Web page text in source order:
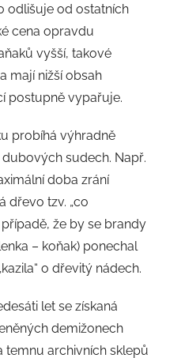
odlišuje od ostatních
cena opravdu
vyšší, takové
mají nižší obsah
postupně vypařuje.
probíhá výhradně
sudech. Např.
doba zrání
dřevo tzv. „co
že by se brandy
– koňak) ponechal
o dřevitý nádech.
let se získaná
demižonech
temnu archivních sklepů